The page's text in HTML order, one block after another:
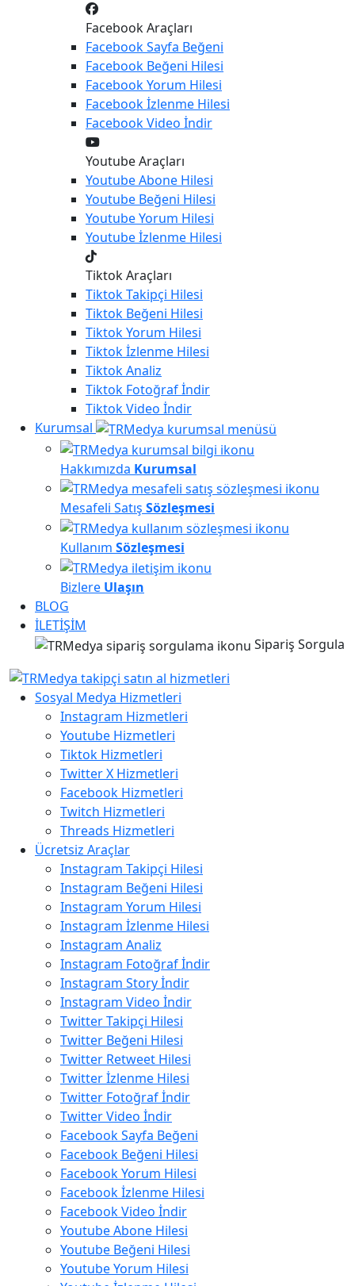
Facebook Araçları
FacebookSayfa Beğeni
Facebook Beğeni Hilesi
FacebookYorum Hilesi
Facebookİzlenme Hilesi
FacebookVideo İndir
Youtube Araçları
YoutubeAbone Hilesi
Youtube Beğeni Hilesi
YoutubeYorum Hilesi
Youtubeİzlenme Hilesi
Tiktok Araçları
TiktokTakipçi Hilesi
Tiktok Beğeni Hilesi
TiktokYorum Hilesi
Tiktokİzlenme Hilesi
TiktokAnaliz
Tiktok Fotoğraf İndir
TiktokVideo İndir
Kurumsal
Hakkımızda Kurumsal
Mesafeli Satış Sözleşmesi
Kullanım Sözleşmesi
Bizlere Ulaşın
BLOG
İLETİŞİM
Sipariş Sorgula
Sosyal Medya Hizmetleri
Instagram Hizmetleri
Youtube Hizmetleri
Tiktok Hizmetleri
Twitter X Hizmetleri
Facebook Hizmetleri
Twitch Hizmetleri
Threads Hizmetleri
Ücretsiz Araçlar
Instagram Takipçi Hilesi
Instagram Beğeni Hilesi
Instagram Yorum Hilesi
Instagram İzlenme Hilesi
Instagram Analiz
Instagram Fotoğraf İndir
Instagram Story İndir
Instagram Video İndir
Twitter Takipçi Hilesi
Twitter Beğeni Hilesi
Twitter Retweet Hilesi
Twitter İzlenme Hilesi
Twitter Fotoğraf İndir
Twitter Video İndir
Facebook Sayfa Beğeni
Facebook Beğeni Hilesi
Facebook Yorum Hilesi
Facebook İzlenme Hilesi
Facebook Video İndir
Youtube Abone Hilesi
Youtube Beğeni Hilesi
Youtube Yorum Hilesi